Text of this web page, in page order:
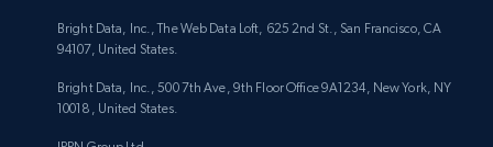
Bright Data, Inc., The Web Data Loft, 625 2nd St., San Francisco, CA
94107, United States.
Bright Data, Inc., 500 7th Ave, 9th Floor Office 9A1234, New York, NY
10018, United States.